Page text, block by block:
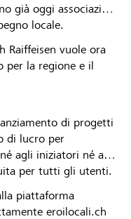
già oggi associazioni
locale.
Raiffeisen vuole ora
per la regione e il
di progetti
di lucro per
agli iniziatori né ai
per tutti gli utenti.
piattaforma
eroilocali.ch